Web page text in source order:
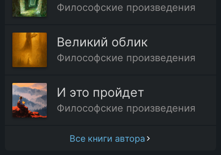
Философские произведения
Великий облик
Философские произведения
И это пройдет
Философские произведения
Все книги автора